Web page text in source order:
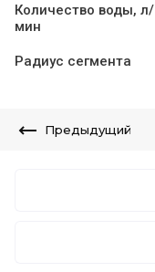
Количество воды, л/
мин
Радиус сегмента
Предыдущий